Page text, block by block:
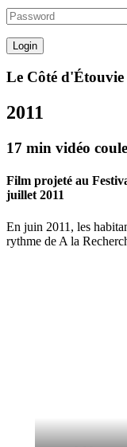
Le Côté d'Étouvie
2011
17 min vidéo
Film projeté au
juillet 2011
En juin 2011, les
rythme de A la